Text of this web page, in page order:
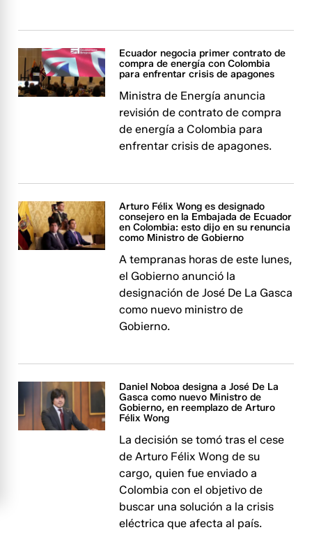
Ecuador negocia primer contrato de
compra de energía con Colombia
para enfrentar crisis de apagones
Ministra de Energía anuncia
revisión de contrato de compra
de energía a Colombia para
enfrentar crisis de apagones.
Arturo Félix Wong es designado
consejero en la Embajada de Ecuador
en Colombia: esto dijo en su renuncia
como Ministro de Gobierno
A tempranas horas de este lunes,
el Gobierno anunció la
designación de José De La Gasca
como nuevo ministro de
Gobierno.
Daniel Noboa designa a José De La
Gasca como nuevo Ministro de
Gobierno, en reemplazo de Arturo
Félix Wong
La decisión se tomó tras el cese
de Arturo Félix Wong de su
cargo, quien fue enviado a
Colombia con el objetivo de
buscar una solución a la crisis
eléctrica que afecta al país.